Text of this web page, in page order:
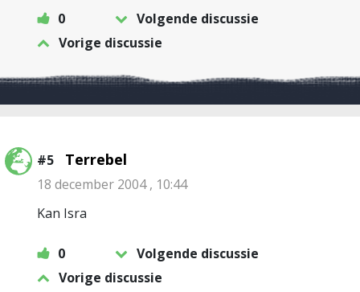
0
Volgende discussie
Vorige discussie
#5 Terrebel
18 december 2004 , 10:44
Kan Isra
0
Volgende discussie
Vorige discussie